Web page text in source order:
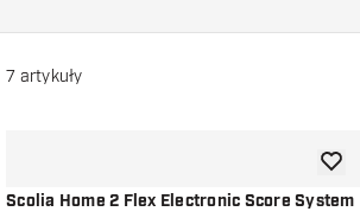
7 artykuły
Scolia Home 2 Flex Electronic Score System